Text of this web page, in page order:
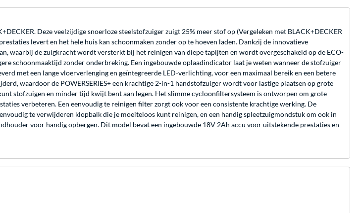
Deze veelzijdige snoerloze steelstofzuiger zuigt 25% meer stof op (Vergeleken met BLACK+DECKER
levert en het hele huis kan schoonmaken zonder op te hoeven laden. Dankzij de innovatieve
waarbij de zuigkracht wordt versterkt bij het reinigen van diepe tapijten en wordt overgeschakeld op de ECO-
schoonmaaktijd zonder onderbreking. Een ingebouwde oplaadindicator laat je weten wanneer de stofzuiger
met een lange vloerverlenging en geïntegreerde LED-verlichting, voor een maximaal bereik en een betere
waardoor de POWERSERIES+ een krachtige 2-in-1 handstofzuiger wordt voor lastige plaatsen op grote
stofzuigen en minder tijd kwijt bent aan legen. Het slimme cycloonfiltersysteem is ontworpen om grote
verbeteren. Een eenvoudig te reinigen filter zorgt ook voor een consistente krachtige werking. De
te verwijderen klopbalk die je moeiteloos kunt reinigen, en een handig spleetzuigmondstuk om ook in
voor handig opbergen. Dit model bevat een ingebouwde 18V 2Ah accu voor uitstekende prestaties en